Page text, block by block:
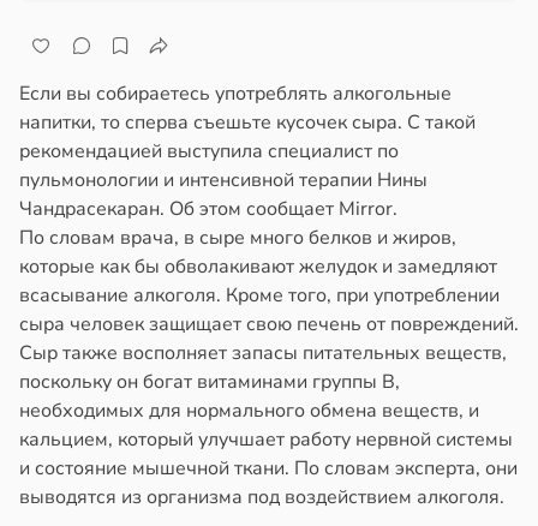
в21:42
Если вы собираетесь употреблять алкогольные
напитки, то сперва съешьте кусочек сыра. С такой
рекомендацией выступила специалист по
пульмонологии и интенсивной терапии Нины
Чандрасекаран. Об этом сообщает Mirror.
По словам врача, в сыре много белков и жиров,
которые как бы обволакивают желудок и замедляют
всасывание алкоголя. Кроме того, при употреблении
сыра человек защищает свою печень от повреждений.
Сыр также восполняет запасы питательных веществ,
поскольку он богат витаминами группы B,
необходимых для нормального обмена веществ, и
кальцием, который улучшает работу нервной системы
и состояние мышечной ткани. По словам эксперта, они
выводятся из организма под воздействием алкоголя.
в16:23